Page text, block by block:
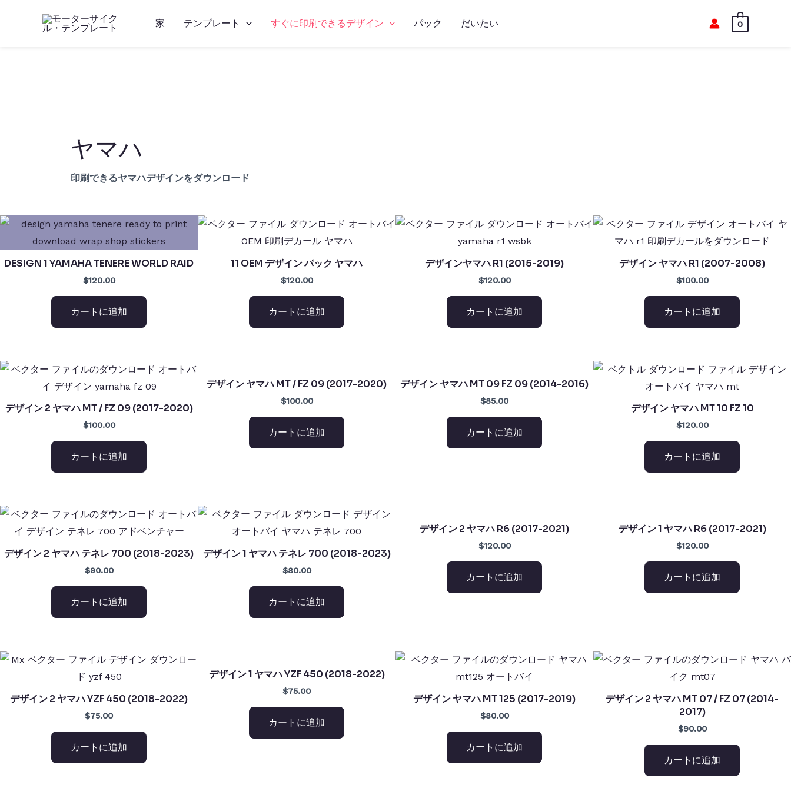
家 テンプレート すぐに印刷できるデザイン パック だいたい 0
ヤマハ
印刷できるヤマハデザインをダウンロード
DESIGN 1 YAMAHA TENERE WORLD RAID
$120.00
カートに追加
11 OEM デザイン パック ヤマハ
$120.00
カートに追加
デザインヤマハ R1 (2015-2019)
$120.00
カートに追加
デザイン ヤマハ R1 (2007-2008)
$100.00
カートに追加
デザイン 2 ヤマハ MT / FZ 09 (2017-2020)
$100.00
カートに追加
デザイン ヤマハ MT / FZ 09 (2017-2020)
$100.00
カートに追加
デザイン ヤマハ MT 09 FZ 09 (2014-2016)
$85.00
カートに追加
デザイン ヤマハ MT 10 FZ 10
$120.00
カートに追加
デザイン 2 ヤマハ テネレ 700 (2018-2023)
$90.00
カートに追加
デザイン 1 ヤマハ テネレ 700 (2018-2023)
$80.00
カートに追加
デザイン 2 ヤマハ R6 (2017-2021)
$120.00
カートに追加
デザイン 1 ヤマハ R6 (2017-2021)
$120.00
カートに追加
デザイン 2 ヤマハ YZF 450 (2018-2022)
$75.00
カートに追加
デザイン 1 ヤマハ YZF 450 (2018-2022)
$75.00
カートに追加
デザイン ヤマハ MT 125 (2017-2019)
$80.00
カートに追加
デザイン 2 ヤマハ MT 07 / FZ 07 (2014-
2017)
$90.00
カートに追加